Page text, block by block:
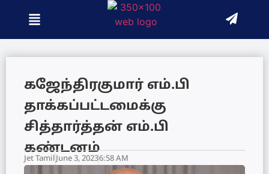
கஜேந்திரகுமார் எம்.பி
தாக்கப்பட்டமைக்கு
சித்தார்த்தன் எம்.பி
கண்டனம்
Jet Tamil June 3, 20236:58 AM